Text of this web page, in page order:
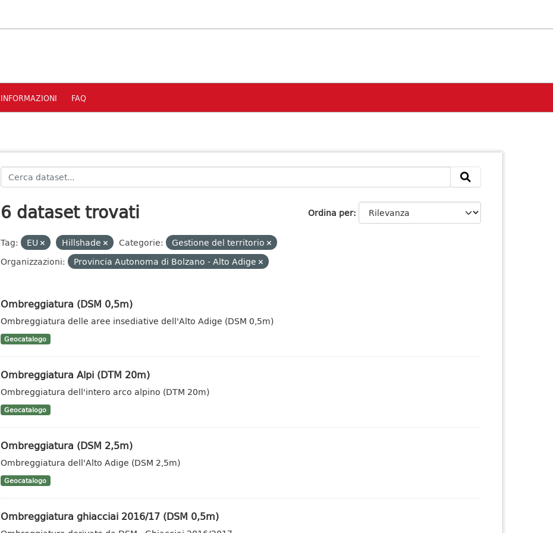
INFORMAZIONI FAQ
Ordina per
6 dataset trovati
Tag: EU Hillshade Categorie:
Gestione del territorio
Organizzazioni:
Provincia Autonoma di Bolzano - Alto Adige
Ombreggiatura (DSM 0,5m)
Ombreggiatura delle aree insediative dell'Alto Adige (DSM 0,5m)
Geocatalogo
Ombreggiatura Alpi (DTM 20m)
Ombreggiatura dell'intero arco alpino (DTM 20m)
Geocatalogo
Ombreggiatura (DSM 2,5m)
Ombreggiatura dell'Alto Adige (DSM 2,5m)
Geocatalogo
Ombreggiatura ghiacciai 2016/17 (DSM 0,5m)